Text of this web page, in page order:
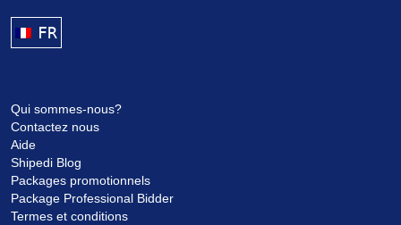
FRANÇAIS
Qui sommes-nous?
Contactez nous
Aide
Shipedi Blog
Packages promotionnels
Package Professional Bidder
Termes et conditions